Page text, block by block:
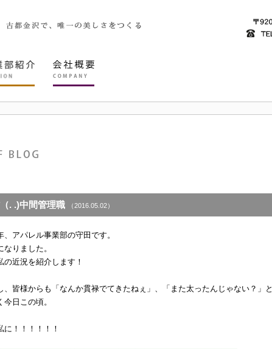
. .)中間管理職 （2016.05.02）
アパレル事業部の守田です。
りました。
の近況を紹介します！
、皆様からも「なんか貫禄でてきたねぇ」、「また太ったんじゃない？」と
日この頃。
に！！！！！！